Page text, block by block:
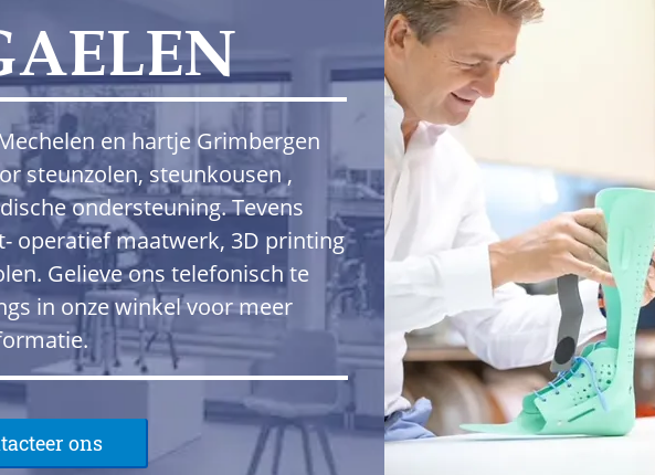
en hartje Grimbergen
steunzolen, steunkousen ,
ondersteuning. Tevens
operatief maatwerk, 3D printing
Gelieve ons telefonisch te
in onze winkel voor meer
ons